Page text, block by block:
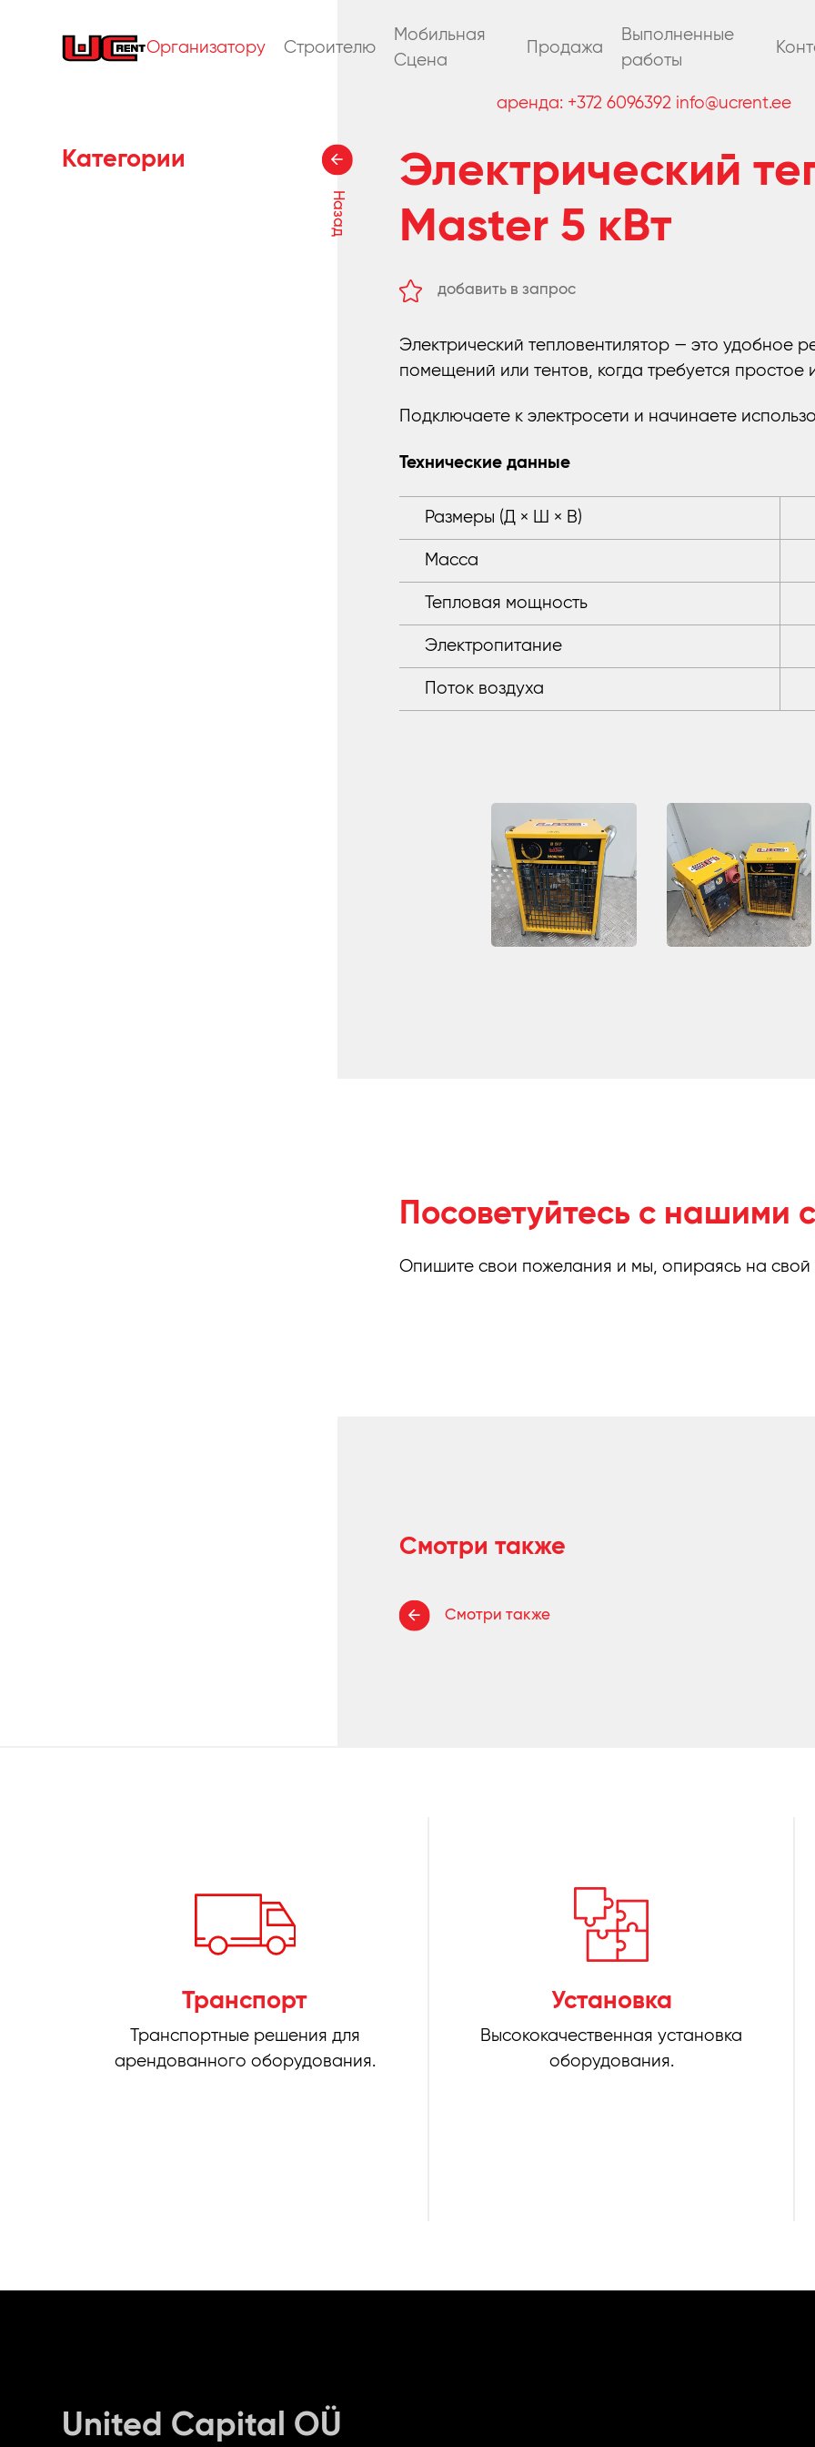
Организатору Строителю
Mобильная
Cцена
Продажа
Выполненные
работы
аренда: +372 6096392 info@ucrent.ee
Назад
Категории
Электрический
Master 5 кВт
добавить в запрос
Электрический тепловентилятор — это удобное
помещений или тентов, когда требуется
Подключаете к электросети и начинаете
Технические данные
Размеры (Д × Ш × В)
Масса
Тепловая мощность
Электропитание
Поток воздуха
Посоветуйтесь с нашими
Опишите свои пожелания и мы, опираясь на
Смотри также
Смотри также
Транспорт
Транспортные решения для
арендованного оборудования.
Установка
Высококачественная установка
оборудования.
United Capital OÜ